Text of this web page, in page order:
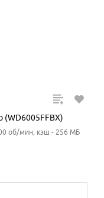
(WD6005FFBX)
об/мин, кэш - 256 МБ